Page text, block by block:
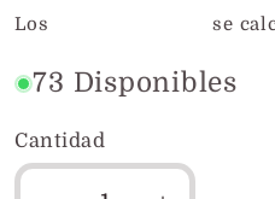
habitual
Los se
73 Disponibles
Cantidad